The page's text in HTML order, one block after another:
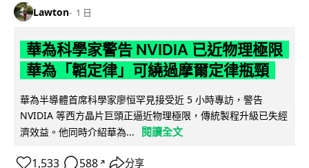
Lawton 1 日
華為科學家警告 NVIDIA 已近物理極限
華為「韜定律」可繞過摩爾定律瓶頸
華為半導體首席科學家廖恒罕見接受近 5 小時專訪，警告
NVIDIA 等西方晶片巨頭正逼近物理極限，傳統製程升級已失經
濟效益。他同時介紹華為...
閱讀全文
1,533 588 ↗ 分享